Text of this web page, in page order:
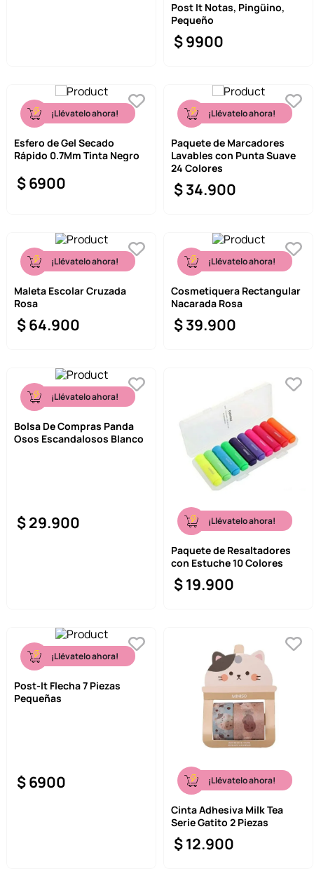
Post It Notas, Pingüino,
Pequeño
$9900
¡Llévatelo ahora!
Esfero de Gel Secado
Rápido 0.7Mm Tinta Negro
$6900
¡Llévatelo ahora!
Paquete de Marcadores
Lavables con Punta Suave
24 Colores
$34.900
¡Llévatelo ahora!
Maleta Escolar Cruzada
Rosa
$64.900
¡Llévatelo ahora!
Cosmetiquera Rectangular
Nacarada Rosa
$39.900
¡Llévatelo ahora!
Bolsa De Compras Panda
Osos Escandalosos Blanco
$29.900 ¡Llévatelo ahora!
Paquete de Resaltadores
con Estuche 10 Colores
$19.900
¡Llévatelo ahora!
Post-It Flecha 7 Piezas
Pequeñas
$6900 ¡Llévatelo ahora!
Cinta Adhesiva Milk Tea
Serie Gatito 2 Piezas
$12.900